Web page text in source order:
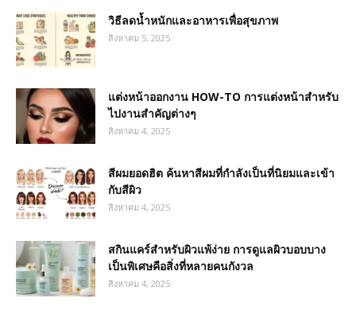
วิธีลดน้ำหนักและอาหารเพื่อสุขภาพ
สิงหาคม 5, 2025
แต่งหน้าออกงาน HOW-TO การแต่งหน้าสำหรับ
ไปงานสำคัญต่างๆ
สิงหาคม 4, 2025
สีผมยอดฮิต ค้นหาสีผมที่กำลังเป็นที่นิยมและเข้า
กับสีผิว
สิงหาคม 4, 2025
สกินแคร์สำหรับผิวแพ้ง่าย การดูแลผิวบอบบาง
เป็นพิเศษคือสิ่งที่หลายคนกังวล
สิงหาคม 4, 2025